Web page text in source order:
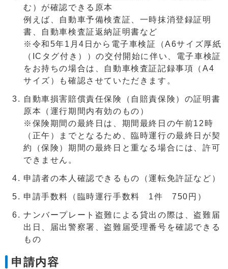
む）が確認できる原本
例えば、自動車予備検査証、一時抹消登録証明
書、自動車検査証返納証明書など
※令和5年1月4日から電子車検証（A6サイズ厚紙
（ICタグ付き））の交付開始に伴い、電子車検証
をお持ちの場合は、自動車検査証記録事項（A4
サイズ）も確認させていただきます。
自動車損害賠償責任保険（自賠責保険）の証明書
原本（運行期間内有効のもの）
※保険期間の最終日は、期間最終日の午前12時
（正午）までとなるため、臨時運行の最終日が契
約（保険）期間の最終日と重なる場合には、許可
できません。
申請者の本人確認できるもの（運転免許証など）
申請手数料（臨時運行手数料 1件 750円）
ナンバープレート盗難による貸出の際は、盗難届
出日、届出警察署、盗難届受理番号を確認できる
もの
申請内容